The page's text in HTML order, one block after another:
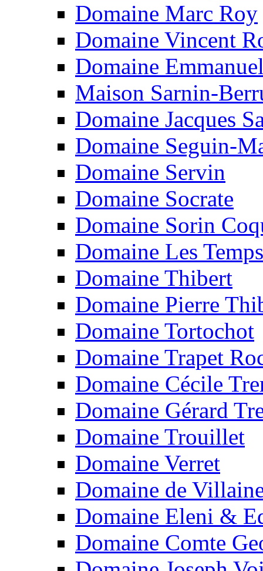
Domaine Marc Roy
Domaine Vincent
Domaine
Maison Sarnin-
Domaine Jacques
Domaine Seguin-
Domaine Servin
Domaine Socrate
Domaine Sorin
Domaine Les
Domaine Thibert
Domaine Pierre
Domaine Tortochot
Domaine Trapet
Domaine Cécile
Domaine Gérard
Domaine Trouillet
Domaine Verret
Domaine de
Domaine Eleni &
Domaine Comte